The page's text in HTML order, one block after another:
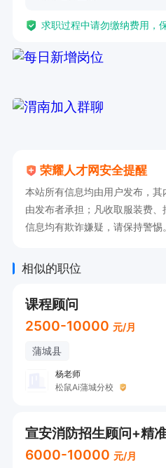
求职过程中请勿缴纳费用，
荣耀人才网安全提醒
本站所有信息均由用户发布，
由发布者承担；凡收取服装费
信息均有欺诈嫌疑，请保持警惕
相似的职位
课程顾问
2500-10000 元/月
蒲城县
杨老师
松鼠Ai蒲城分校
宣安消防招生顾问+精
6000-10000 元/月